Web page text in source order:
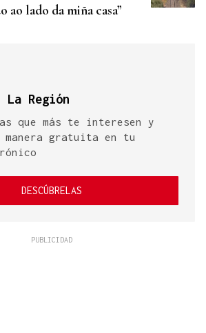
ao lado da miña casa”
La Región
que más te interesen y
gratuita en tu
DESCÚBRELAS